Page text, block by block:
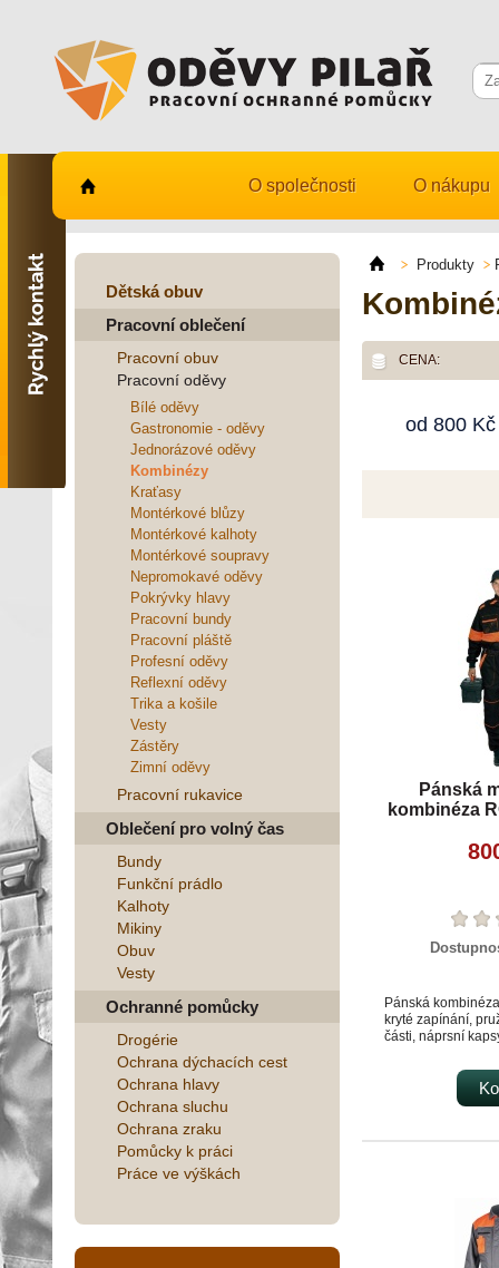
O společnosti O nákupu
Dětská obuv
Pracovní oblečení
Pracovní obuv
Pracovní oděvy
Bílé oděvy
Gastronomie - oděvy
Jednorázové oděvy
Kombinézy
Kraťasy
Montérkové blůzy
Montérkové kalhoty
Montérkové soupravy
Nepromokavé oděvy
Pokrývky hlavy
Pracovní bundy
Pracovní pláště
Profesní oděvy
Reflexní oděvy
Trika a košile
Vesty
Zástěry
Zimní oděvy
Pracovní rukavice
Oblečení pro volný čas
Bundy
Funkční prádlo
Kalhoty
Mikiny
Obuv
Vesty
Ochranné pomůcky
Drogérie
Ochrana dýchacích cest
Ochrana hlavy
Ochrana sluchu
Ochrana zraku
Pomůcky k práci
Práce ve výškách
Produkty
CENA:
od 800 Kč
Pánská
kombinéza
Pánská
kryté zapínání,
části, náprsní
Kontaktujte nás
731 482 530
info@odevy-pilar.cz
Provozovna:
Hradec Králové
Provozovna:
Stavební 1140, 500 03
Hradec Králové